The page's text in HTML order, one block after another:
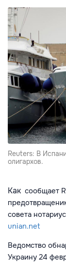
Reuters: В
олигархов.
Как сообщает
совета
unian.net
Ведомство
Украину 24